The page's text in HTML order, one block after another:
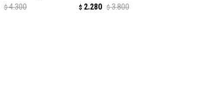
$ 4.300 $ 2.280 $ 3.800